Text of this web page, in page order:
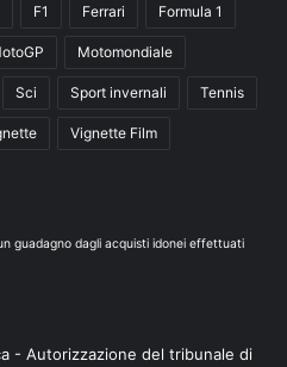
F1 Ferrari Formula 1
Motomondiale
Sci Sport invernali Tennis
Vignette Film
guadagno dagli acquisti idonei effettuati
- Autorizzazione del tribunale di